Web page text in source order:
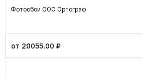
Фотообои ООО Ортограф
от 20055.00 ₽